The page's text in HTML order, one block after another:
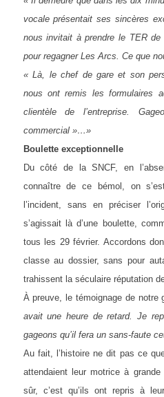
vocale présentait ses sincères
nous invitait à prendre le TER
pour regagner Les Arcs. Ce que
« Là, le chef de gare et son
nous ont remis les formulaires
clientèle de l’entreprise.
commercial »…»
Boulette exceptionnelle
Du côté de la SNCF, en
connaître de ce bémol, on
l’incident, sans en préciser
s’agissait là d’une boulette,
tous les 29 février. Accordons
classe au dossier, sans pour
trahissent la séculaire réputation
À preuve, le témoignage de notre
avait une heure de retard. Je
gageons qu’il fera un sans-faute
Au fait, l’histoire ne dit pas ce
attendaient leur motrice à
sûr, c’est qu’ils ont repris à